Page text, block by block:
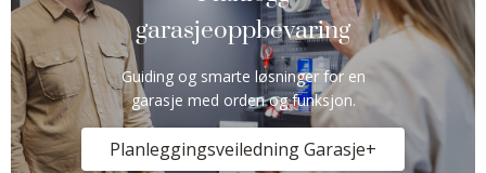
garasjeoppbevaring
Guiding og smarte løsninger for en
garasje med orden og funksjon.
Planleggingsveiledning Garasje+